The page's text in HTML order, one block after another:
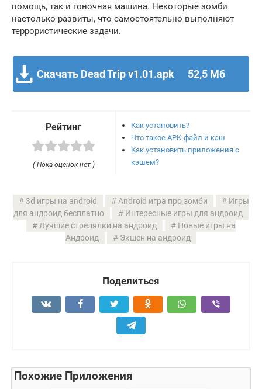
помощь, так и гоночная машина. Некоторые зомби
настолько развиты, что самостоятельно выполняют
террористические задачи.
Скачать Dead Trip v1.01.apk 52,5 Мб
Рейтинг
( Пока оценок нет )
Как установить?
Что такое APK-файл и кэш
Как установить приложения с
кэшем?
3d игры на android Android игра про зомби
Игры
для андроид бесплатно
Интересные игры для андроид
Лучшие стрелялки на андроид
Новые игры на
Андроид
Экшен на андроид
Поделиться
Похожие Приложения